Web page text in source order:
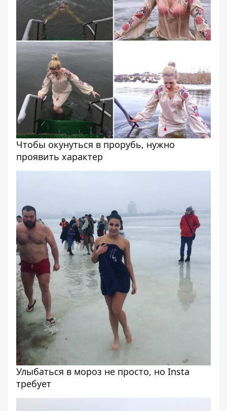
Чтобы окунуться в прорубь, нужно
проявить характер
Улыбаться в мороз не просто, но Insta
требует